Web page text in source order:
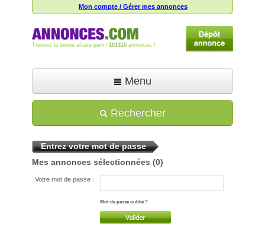
Mon compte / Gérer mes annonces
Trouvez la bonne affaire parmi 101315 annonces !
Menu
Déposer une annonce
Toutes les annonces
Aide
Rechercher
Entrez votre mot de passe
Mes annonces sélectionnées (0)
Votre mot de passe :
Mot de passe oublié ?